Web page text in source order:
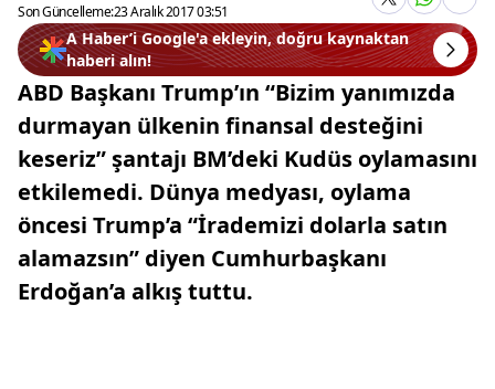
Son Güncelleme:23 Aralık 2017 03:51
A Haber’i Google'a ekleyin, doğru kaynaktan
haberi alın!
ABD Başkanı Trump’ın “Bizim yanımızda
durmayan ülkenin finansal desteğini
keseriz” şantajı BM’deki Kudüs oylamasını
etkilemedi. Dünya medyası, oylama
öncesi Trump’a “İrademizi dolarla satın
alamazsın” diyen Cumhurbaşkanı
Erdoğan’a alkış tuttu.